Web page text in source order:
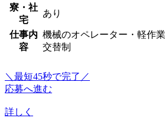
寮・社
宅
あり
仕事内
容
機械のオペレーター・軽作
交替制
＼最短45秒で完了／
応募へ進む
詳しく